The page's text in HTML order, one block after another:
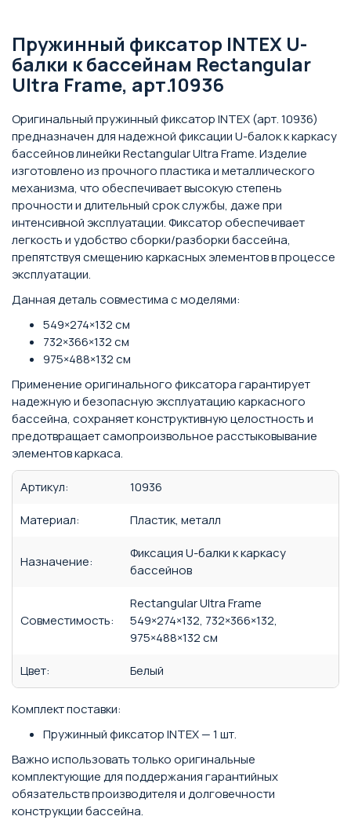
Пружинный фиксатор INTEX U-
балки к бассейнам Rectangular
Ultra Frame, арт.10936
Оригинальный пружинный фиксатор INTEX (арт. 10936)
предназначен для надежной фиксации U-балок к каркасу
бассейнов линейки Rectangular Ultra Frame. Изделие
изготовлено из прочного пластика и металлического
механизма, что обеспечивает высокую степень
прочности и длительный срок службы, даже при
интенсивной эксплуатации. Фиксатор обеспечивает
легкость и удобство сборки/разборки бассейна,
препятствуя смещению каркасных элементов в процессе
эксплуатации.
Данная деталь совместима с моделями:
549×274×132 см
732×366×132 см
975×488×132 см
Применение оригинального фиксатора гарантирует
надежную и безопасную эксплуатацию каркасного
бассейна, сохраняет конструктивную целостность и
предотвращает самопроизвольное расстыковывание
элементов каркаса.
Артикул:
10936
Материал:
Пластик, металл
Назначение:
Фиксация U-балки к каркасу
бассейнов
Совместимость:
Rectangular Ultra Frame
549×274×132, 732×366×132,
975×488×132 см
Цвет:
Белый
Комплект поставки:
Пружинный фиксатор INTEX — 1 шт.
Важно использовать только оригинальные
комплектующие для поддержания гарантийных
обязательств производителя и долговечности
конструкции бассейна.